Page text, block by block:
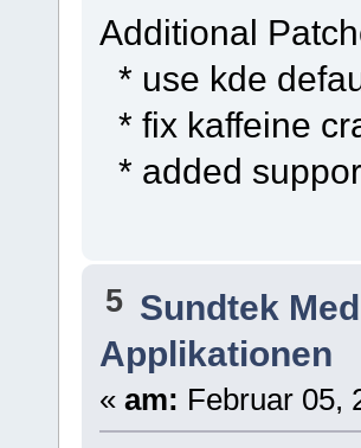
Additional
* use kde
* fix kaffeine
* added
5 Sundtek
Applikationen
« am: Februar 05,